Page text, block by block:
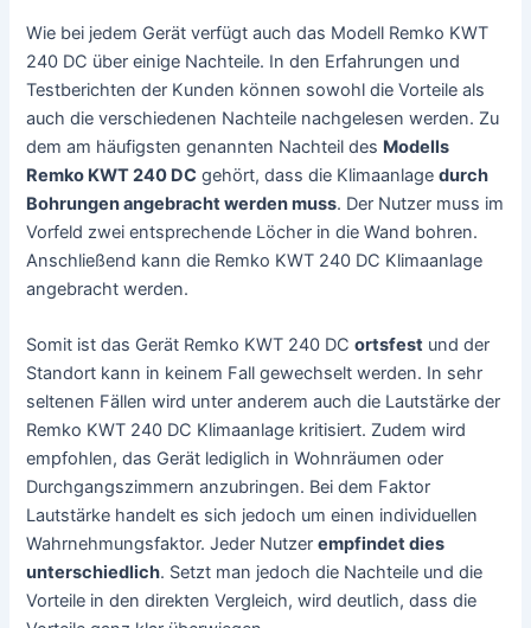
Wie bei jedem Gerät verfügt auch das Modell Remko KWT
240 DC über einige Nachteile. In den Erfahrungen und
Testberichten der Kunden können sowohl die Vorteile als
auch die verschiedenen Nachteile nachgelesen werden. Zu
dem am häufigsten genannten Nachteil des Modells
Remko KWT 240 DC gehört, dass die Klimaanlagedurch
Bohrungen angebracht werden muss. Der Nutzer muss im
Vorfeld zwei entsprechende Löcher in die Wand bohren.
Anschließend kann die Remko KWT 240 DC Klimaanlage
angebracht werden.
Somit ist das Gerät Remko KWT 240 DCortsfest und der
Standort kann in keinem Fall gewechselt werden. In sehr
seltenen Fällen wird unter anderem auch die Lautstärke der
Remko KWT 240 DC Klimaanlage kritisiert. Zudem wird
empfohlen, das Gerät lediglich in Wohnräumen oder
Durchgangszimmern anzubringen. Bei dem Faktor
Lautstärke handelt es sich jedoch um einen individuellen
Wahrnehmungsfaktor. Jeder Nutzerempfindet dies
unterschiedlich. Setzt man jedoch die Nachteile und die
Vorteile in den direkten Vergleich, wird deutlich, dass die